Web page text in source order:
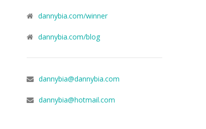
dannybia.com/winner
dannybia.com/blog
dannybia@dannybia.com
dannybia@hotmail.com